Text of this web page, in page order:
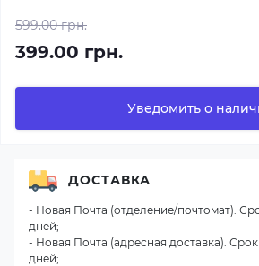
599.00 грн.
399.00 грн.
Уведомить о
ДОСТАВКА
- Новая Почта (отделение/почтомат).
дней;
- Новая Почта (адресная доставка).
дней;